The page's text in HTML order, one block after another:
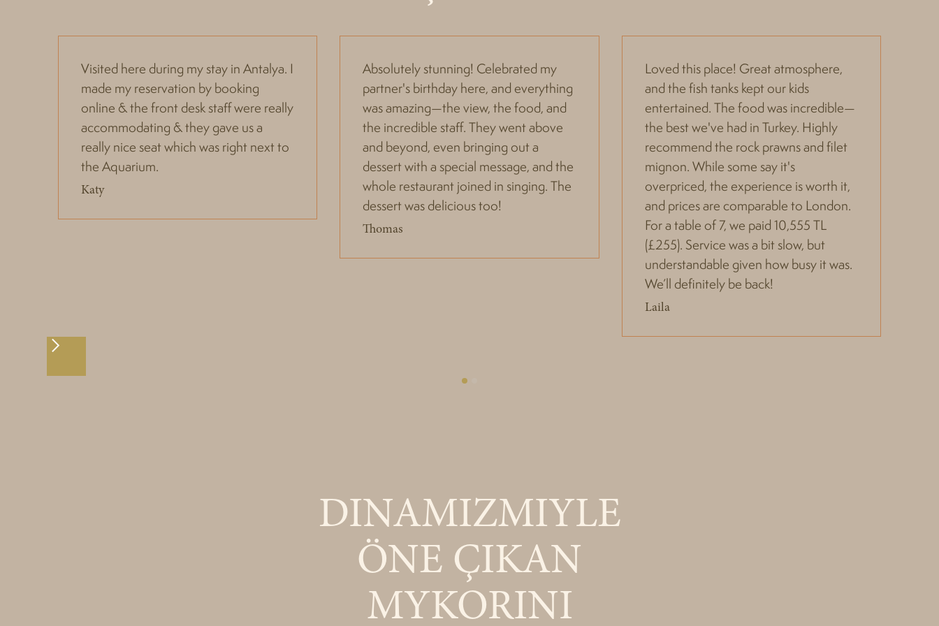
Visited here during my stay in Antalya. I
made my reservation by booking
online & the front desk staff were really
accommodating & they gave us a
really nice seat which was right next to
the Aquarium.
Katy
Absolutely stunning! Celebrated my
partner's birthday here, and everything
was amazing—the view, the food, and
the incredible staff. They went above
and beyond, even bringing out a
dessert with a special message, and the
whole restaurant joined in singing. The
dessert was delicious too!
Thomas
Loved this place! Great atmosphere,
and the fish tanks kept our kids
entertained. The food was incredible—
the best we've had in Turkey. Highly
recommend the rock prawns and filet
mignon. While some say it's
overpriced, the experience is worth it,
and prices are comparable to London.
For a table of 7, we paid 10,555 TL
(£255). Service was a bit slow, but
understandable given how busy it was.
We’ll definitely be back!
Laila
DINAMIZMIYLE
ÖNE ÇIKAN
MYKORINI